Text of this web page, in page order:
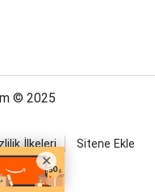
© 2025
İlkeleri Sitene Ekle